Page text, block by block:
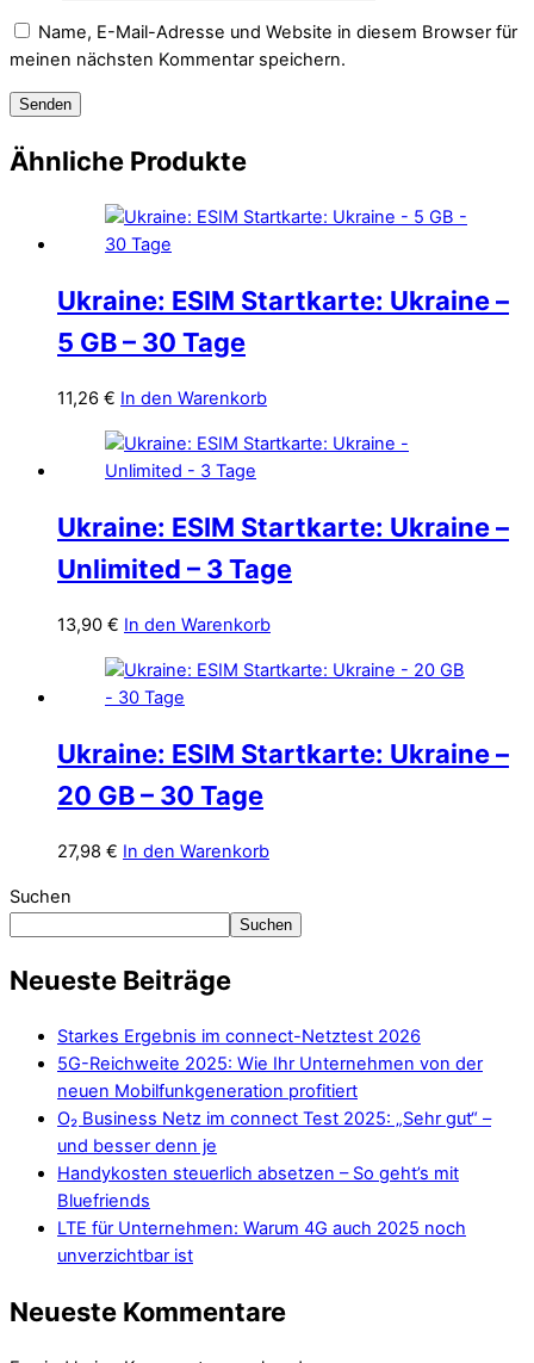
Name, E-Mail-Adresse und Website in diesem Browser für
meinen nächsten Kommentar speichern.
Ähnliche Produkte
Ukraine: ESIM Startkarte: Ukraine –
5 GB – 30 Tage
11,26 € In den Warenkorb
Ukraine: ESIM Startkarte: Ukraine –
Unlimited – 3 Tage
13,90 € In den Warenkorb
Ukraine: ESIM Startkarte: Ukraine –
20 GB – 30 Tage
27,98 € In den Warenkorb
Suchen
Suchen
Neueste Beiträge
Starkes Ergebnis im connect-Netztest 2026
5G-Reichweite 2025: Wie Ihr Unternehmen von der
neuen Mobilfunkgeneration profitiert
O₂ Business Netz im connect Test 2025: „Sehr gut“ –
und besser denn je
Handykosten steuerlich absetzen – So geht’s mit
Bluefriends
LTE für Unternehmen: Warum 4G auch 2025 noch
unverzichtbar ist
Neueste Kommentare